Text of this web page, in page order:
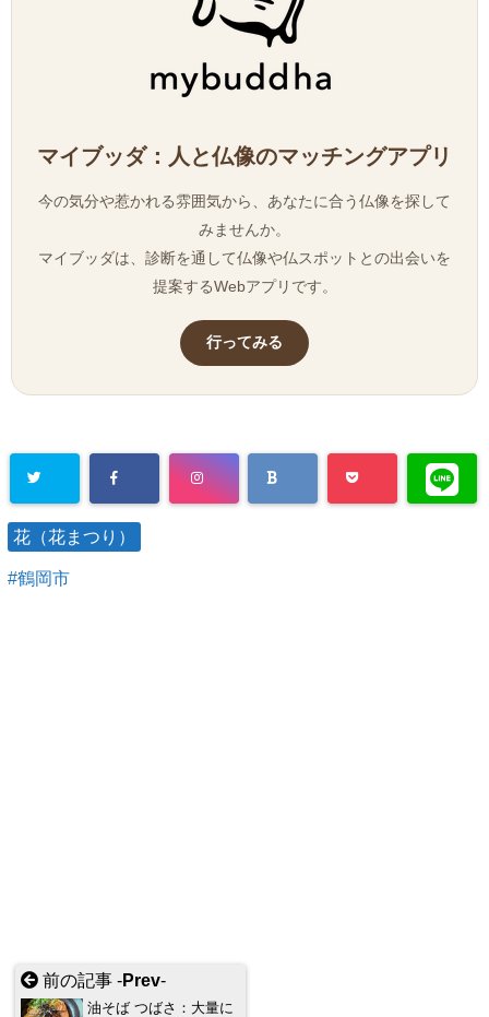
マイブッダ：人と仏像のマッチングアプリ
今の気分や惹かれる雰囲気から、あなたに合う仏像を探して
みませんか。
マイブッダは、診断を通して仏像や仏スポットとの出会いを
提案するWebアプリです。
行ってみる
花（花まつり）
鶴岡市
前の記事 -Prev-
油そば つばさ：大量に